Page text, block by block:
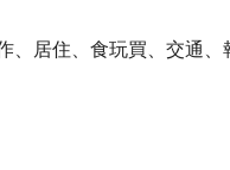
、居住、食玩買、交通、